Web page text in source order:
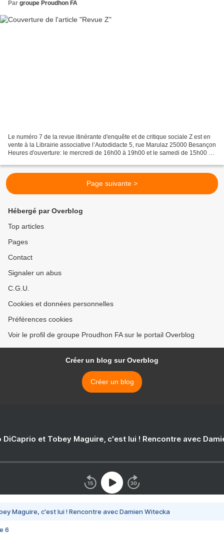
Par groupe Proudhon FA
Le numéro 7 de la revue itinérante d'enquête et de critique sociale Z est en
vente à la Librairie associative l’Autodidacte 5, rue Marulaz 25000 Besançon
Heures d'ouverture: le mercredi de 16h00 à 19h00 et le samedi de 15h00 à
Page suivante >
Hébergé par Overblog
Top articles
Pages
Contact
Signaler un abus
C.G.U.
Cookies et données personnelles
Préférences cookies
Voir le profil de groupe Proudhon FA sur le portail Overblog
Créer un blog sur Overblog
Créer un blog
DiCaprio et Tobey Maguire, c'est lui ! Rencontre avec
Maguire, c'est lui ! Rencontre avec Damien Witecka
6